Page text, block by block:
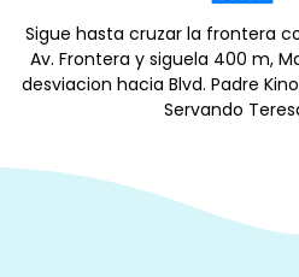
Sigue hasta cruzar la frontera
Av. Frontera y siguela 400 m,
desviacion hacia Blvd. Padre
Servando